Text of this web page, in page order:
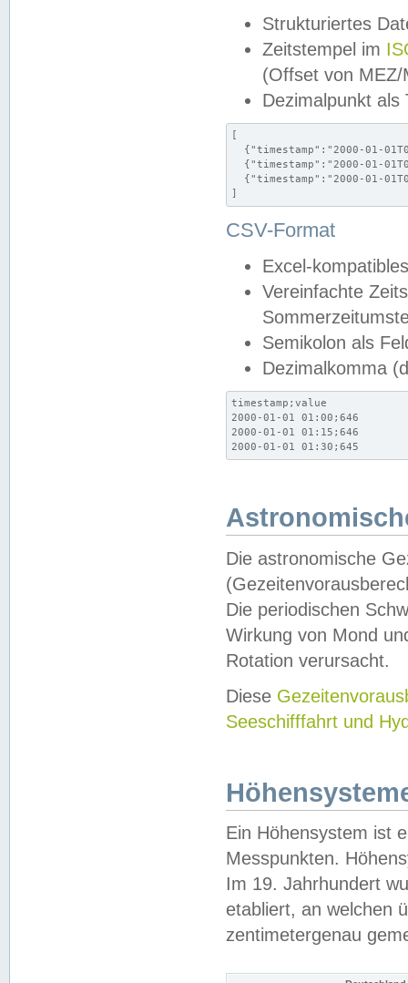
Strukturiertes
Zeitstempel im
(Offset von MEZ/
Dezimalpunkt als
[
{"timestamp":"2000-01-
{"timestamp":"2000-01-
{"timestamp":"2000-01-
]
CSV-Format
Excel-
Vereinfachte
Semikolon als
Dezimalkomma
timestamp;value
2000-01-01 01:00;646
2000-01-01 01:15;646
2000-01-01 01:30;645
Die astronomische
Die periodischen
Wirkung von Mond
Rotation verursacht.
Diese
Seeschifffahrt und
Ein Höhensystem ist
Messpunkten.
Im 19. Jahrhundert
etabliert, an welchen
zentimetergenau